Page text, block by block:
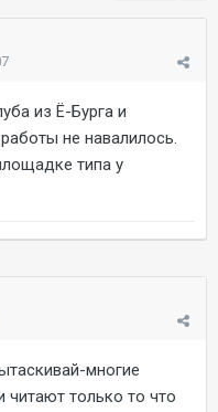
из Ё-Бурга и
не навалилось.
типа у
многие
читают только то что